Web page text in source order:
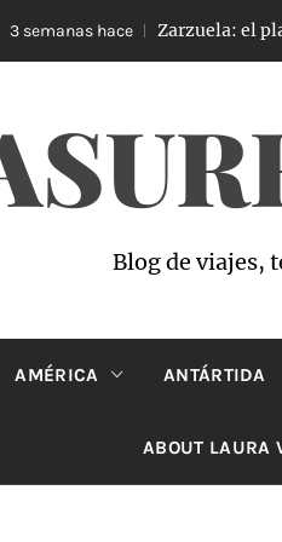
semanas hace Zarzuela: el plan
Blog de viajes,
AMÉRICA ANTÁRTIDA
ABOUT LAURA